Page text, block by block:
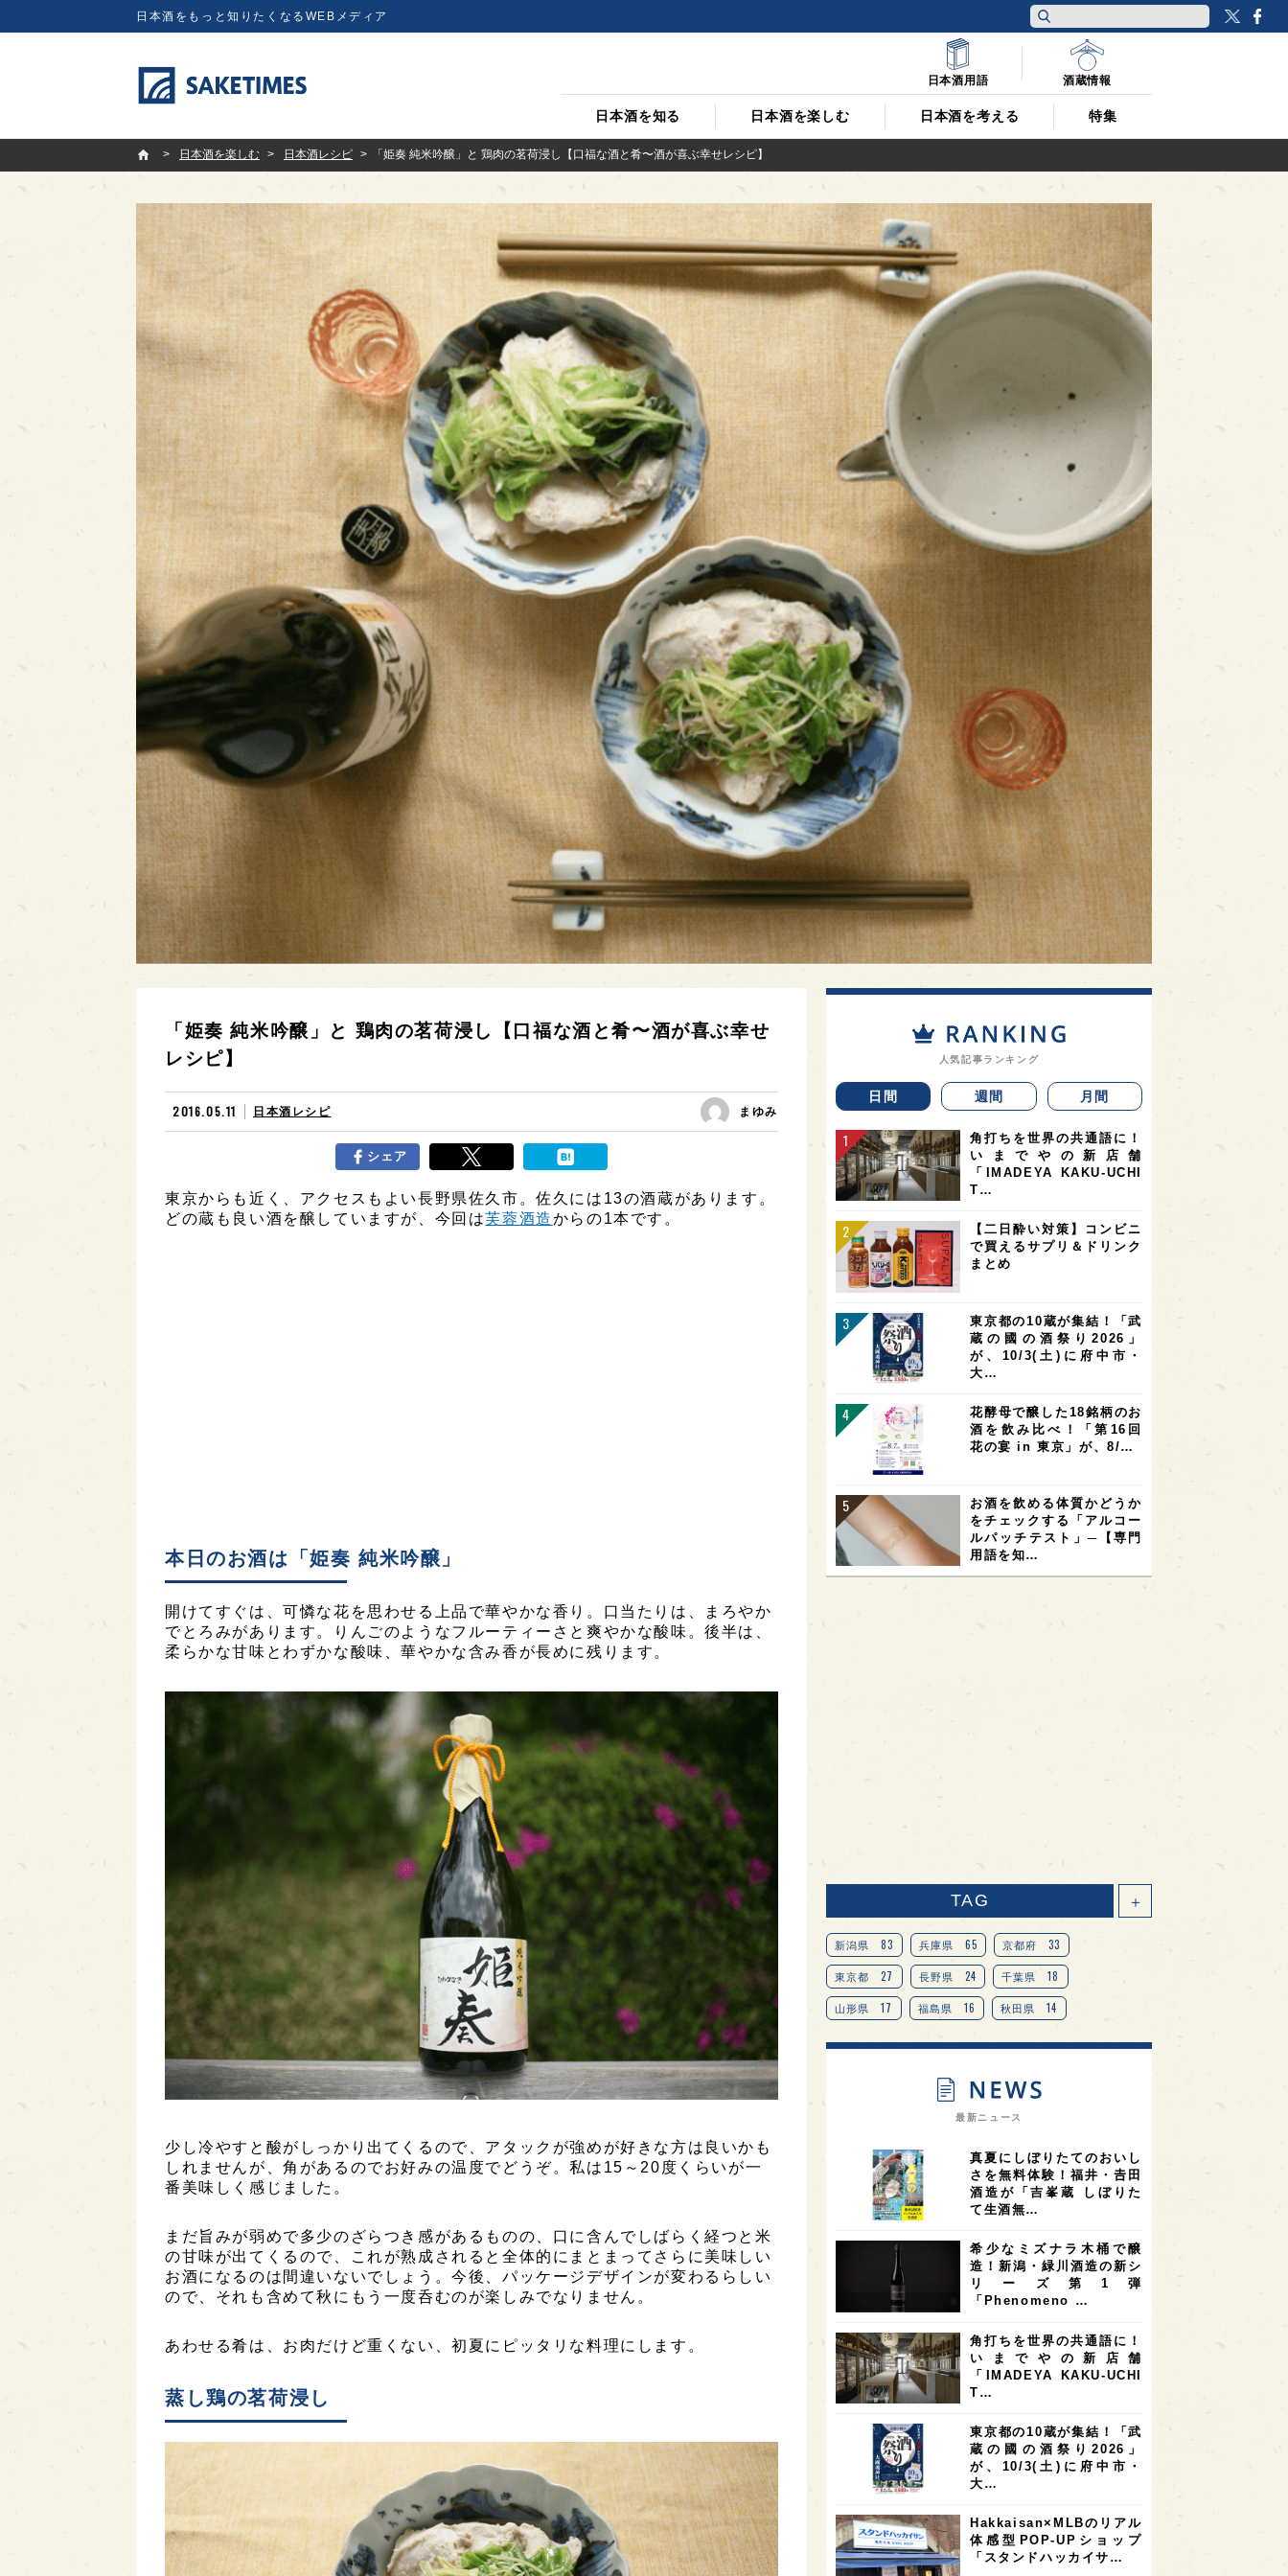
日本酒をもっと知りたくなるWEBメディア
日本酒を知る 日本酒を楽しむ 日本酒を考える 特集
日本酒用語 酒蔵情報
SAKETIMES
日本酒を楽しむ
日本酒レシピ 「姫奏 純米吟醸」と 鶏肉の茗荷浸し【口福な酒と肴〜酒が喜ぶ幸せレシピ】
「姫奏 純米吟醸」と 鶏肉の茗荷浸し【口福な酒と肴〜酒が喜ぶ幸せ
レシピ】
2016.05.11 日本酒レシピ まゆみ
シェア
東京からも近く、アクセスもよい長野県佐久市。佐久には13の酒蔵があります。
どの蔵も良い酒を醸していますが、今回は芙蓉酒造からの1本です。
本日のお酒は「姫奏 純米吟醸」
開けてすぐは、可憐な花を思わせる上品で華やかな香り。口当たりは、まろやか
でとろみがあります。りんごのようなフルーティーさと爽やかな酸味。後半は、
柔らかな甘味とわずかな酸味、華やかな含み香が長めに残ります。
少し冷やすと酸がしっかり出てくるので、アタックが強めが好きな方は良いかも
しれませんが、角があるのでお好みの温度でどうぞ。私は15～20度くらいが一
番美味しく感じました。
まだ旨みが弱めで多少のざらつき感があるものの、口に含んでしばらく経つと米
の甘味が出てくるので、これが熟成されると全体的にまとまってさらに美味しい
お酒になるのは間違いないでしょう。今後、パッケージデザインが変わるらしい
ので、それも含めて秋にもう一度呑むのが楽しみでなりません。
あわせる肴は、お肉だけど重くない、初夏にピッタリな料理にします。
蒸し鶏の茗荷浸し
人気記事ランキング
日間 週間 月間
角打ちを世界の共通語に！
いまでやの新店舗
「IMADEYA KAKU-UCHI
T…
【二日酔い対策】コンビニ
で買えるサプリ＆ドリンク
まとめ
東京都の10蔵が集結！「武
蔵の國の酒祭り2026」
が、10/3(土)に府中市・
大…
花酵母で醸した18銘柄のお
酒を飲み比べ！「第16回
花の宴 in 東京」が、8/…
お酒を飲める体質かどうか
をチェックする「アルコー
ルパッチテスト」─【専門
用語を知…
TAG ＋
新潟県 83 兵庫県 65 京都府 33
東京都 27 長野県 24 千葉県 18
山形県 17 福島県 16 秋田県 14
愛知県 14 宮城県 14 岐阜県 13
オピニオンリーダーの視点 9
7 奈良県 滋賀県 7 和歌山県 6
6 フランス 6 高知県 5 島根県 5
4 神奈川県 4
大阪府 3
オーストラリア 2 台湾 2 アジア 2
SAKEの時代を生きる
全蔵めぐり 1 シンガポール 1 カナダ 1
1 熊本県 徳島県
イギリス 1 ノルウェー 1 新宿区 1
歌舞伎町 1 沖縄県 1 鳥取県 1
最新ニュース
真夏にしぼりたてのおいし
さを無料体験！福井・𠮷田
酒造が「吉峯蔵 しぼりた
て生酒無…
希少なミズナラ木桶で醸
造！新潟・緑川酒造の新シ
リーズ第1弾
「Phenomeno …
角打ちを世界の共通語に！
いまでやの新店舗
「IMADEYA KAKU-UCHI
T…
東京都の10蔵が集結！「武
蔵の國の酒祭り2026」
が、10/3(土)に府中市・
大…
Hakkaisan×MLBのリアル
体感型POP-UPショップ
「スタンドハッカイサ…